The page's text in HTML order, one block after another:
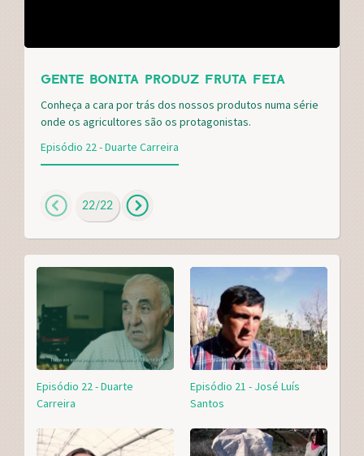
GENTE BONITA PRODUZ FRUTA FEIA
Conheça a cara por trás dos nossos produtos numa série
onde os agricultores são os protagonistas.
Episódio 22 - Duarte Carreira
22/22
Episódio 22 - Duarte
Carreira
Episódio 21 - José Luís
Santos